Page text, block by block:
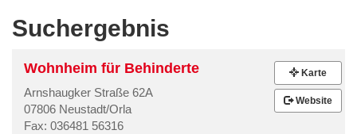
Suchergebnis
Wohnheim für Behinderte
Arnshaugker Straße 62A
07806 Neustadt/Orla
Fax: 036481 56316
Karte
Website